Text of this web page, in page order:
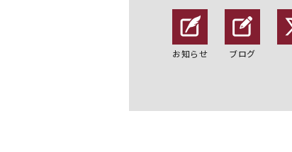
お知らせ ブログ